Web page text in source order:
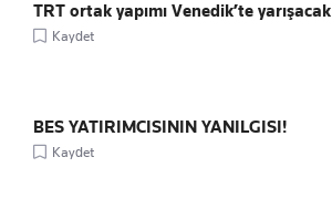
TRT ortak yapımı Venedik’te yarışacak
Kaydet
BES YATIRIMCISININ YANILGISI!
Kaydet